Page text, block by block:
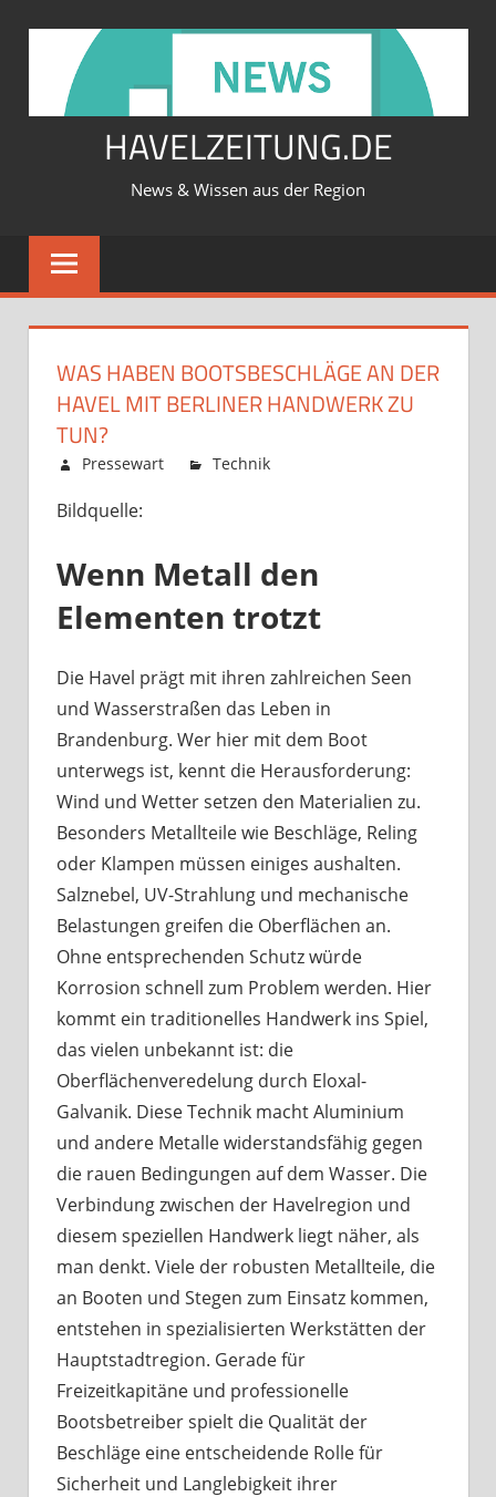
springen
HAVELZEITUNG.DE
News & Wissen aus der Region
WAS HABEN BOOTSBESCHLÄGE AN DER
HAVEL MIT BERLINER HANDWERK ZU
TUN?
Februar 12, 2026
Pressewart Technik
mit
tun?
Bildquelle:
Wenn Metall den
Elementen trotzt
Die Havel prägt mit ihren zahlreichen Seen
und Wasserstraßen das Leben in
Brandenburg. Wer hier mit dem Boot
unterwegs ist, kennt die Herausforderung:
Wind und Wetter setzen den Materialien zu.
Besonders Metallteile wie Beschläge, Reling
oder Klampen müssen einiges aushalten.
Salznebel, UV-Strahlung und mechanische
Belastungen greifen die Oberflächen an.
Ohne entsprechenden Schutz würde
Korrosion schnell zum Problem werden. Hier
kommt ein traditionelles Handwerk ins Spiel,
das vielen unbekannt ist: die
Oberflächenveredelung durch Eloxal-
Galvanik. Diese Technik macht Aluminium
und andere Metalle widerstandsfähig gegen
die rauen Bedingungen auf dem Wasser. Die
Verbindung zwischen der Havelregion und
diesem speziellen Handwerk liegt näher, als
man denkt. Viele der robusten Metallteile, die
an Booten und Stegen zum Einsatz kommen,
entstehen in spezialisierten Werkstätten der
Hauptstadtregion. Gerade für
Freizeitkapitäne und professionelle
Bootsbetreiber spielt die Qualität der
Beschläge eine entscheidende Rolle für
Sicherheit und Langlebigkeit ihrer